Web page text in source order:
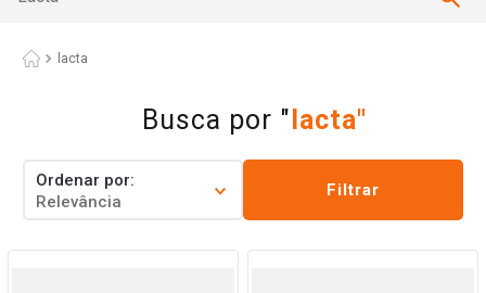
lacta
lacta
Ordenar por
Relevância
Filtrar